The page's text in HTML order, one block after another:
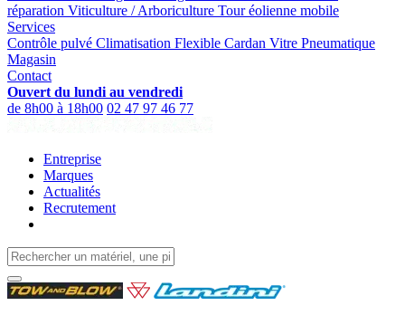
réparation Viticulture / Arboriculture Tour éolienne mobile
Services
Contrôle pulvé Climatisation Flexible Cardan Vitre Pneumatique
Magasin
Contact
Ouvert du lundi au vendredi
de 8h00 à 18h00 02 47 97 46 77
Entreprise
Marques
Actualités
Recrutement